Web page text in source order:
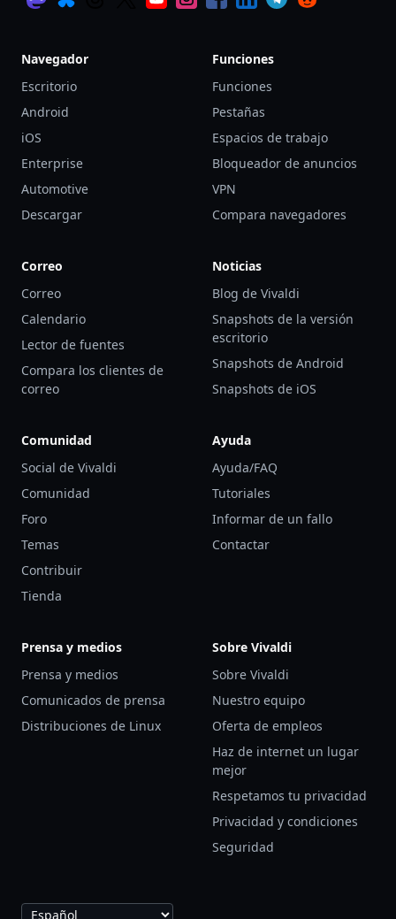
Navegador
Escritorio
Android
iOS
Enterprise
Automotive
Descargar
Funciones
Funciones
Pestañas
Espacios de trabajo
Bloqueador de anuncios
VPN
Compara navegadores
Correo
Correo
Calendario
Lector de fuentes
Compara los clientes de
correo
Noticias
Blog de Vivaldi
Snapshots de la versión
escritorio
Snapshots de Android
Snapshots de iOS
Comunidad
Social de Vivaldi
Comunidad
Foro
Temas
Contribuir
Tienda
Ayuda
Ayuda/FAQ
Tutoriales
Informar de un fallo
Contactar
Prensa y medios
Prensa y medios
Comunicados de prensa
Distribuciones de Linux
Sobre Vivaldi
Sobre Vivaldi
Nuestro equipo
Oferta de empleos
Haz de internet un lugar
mejor
Respetamos tu privacidad
Privacidad y condiciones
Seguridad